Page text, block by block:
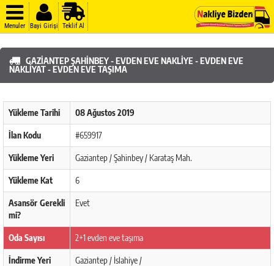
Menuler Bayi Girişi Teklif Al
GAZIANTEP ŞAHINBEY - EVDEN EVE NAKLIYE - EVDEN EVE
NAKLIYAT - EVDEN EVE TAŞIMA
Yükleme Tarihi 08 Ağustos 2019
İlan Kodu #659917
Yükleme Yeri Gaziantep / Şahinbey / Karataş Mah.
Yükleme Kat 6
Asansör Gerekli
mi?
Evet
Oda Sayısı 2+1 evden eve taşıma
İndirme Yeri Gaziantep / İslahiye /